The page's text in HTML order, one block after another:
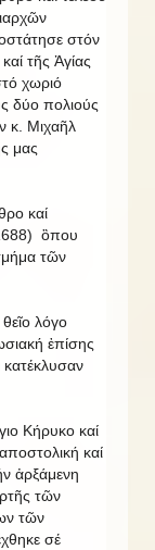
στόν
τῆς Ἁγίας
χωριό
δύο πολιούς
κ. Μιχαῆλ
μας
καί
ὃπου
τῶν
λόγο
ἐπίσης
Κήρυκο καί
καί
ἀρξάμενη
τῶν
τῶν
σέ